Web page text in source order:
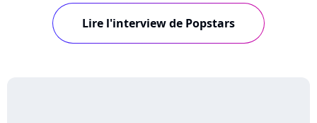
impressions sur cette expérience hors-normes,
ses premiers pas dans le métier, les tensions,
ses craintes pour la suite et la sortie...
Lire l'interview de Popstars